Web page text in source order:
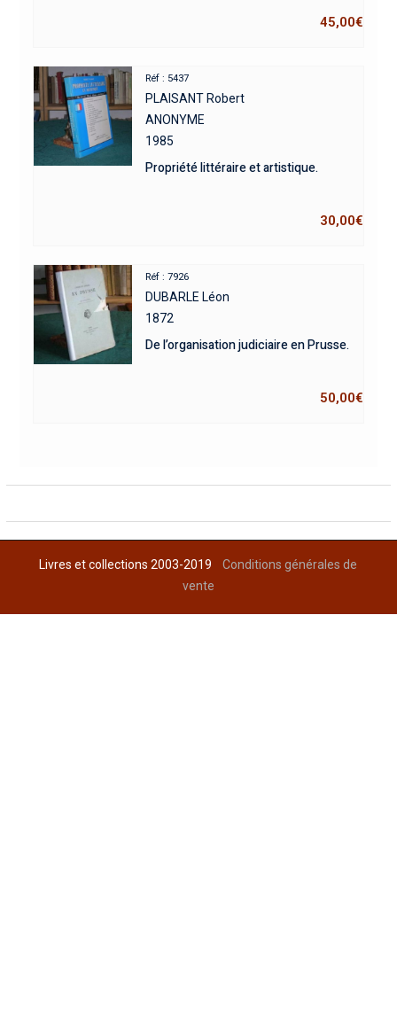
45,00€
Réf : 5437
PLAISANT Robert
ANONYME
1985
Propriété littéraire et artistique.
30,00€
Réf : 7926
DUBARLE Léon
1872
De l’organisation judiciaire en Prusse.
50,00€
Livres et collections 2003-2019Conditions générales de
vente